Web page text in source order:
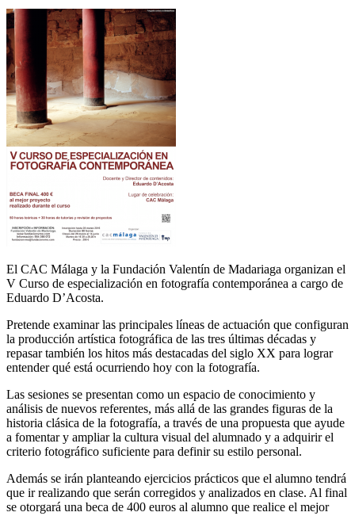
El CAC Málaga y la Fundación Valentín de Madariaga organizan el
V Curso de especialización en fotografía contemporánea a cargo de
Eduardo D’Acosta.
Pretende examinar las principales líneas de actuación que configuran
la producción artística fotográfica de las tres últimas décadas y
repasar también los hitos más destacadas del siglo XX para lograr
entender qué está ocurriendo hoy con la fotografía.
Las sesiones se presentan como un espacio de conocimiento y
análisis de nuevos referentes, más allá de las grandes figuras de la
historia clásica de la fotografía, a través de una propuesta que ayude
a fomentar y ampliar la cultura visual del alumnado y a adquirir el
criterio fotográfico suficiente para definir su estilo personal.
Además se irán planteando ejercicios prácticos que el alumno tendrá
que ir realizando que serán corregidos y analizados en clase. Al final
se otorgará una beca de 400 euros al alumno que realice el mejor